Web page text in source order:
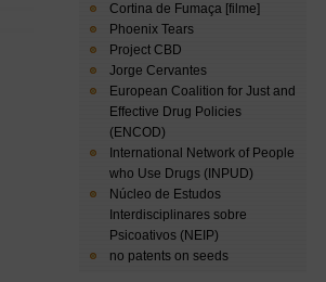
Cortina de Fumaça [filme]
Phoenix Tears
Project CBD
Jorge Cervantes
European Coalition for Just and
Effective Drug Policies
(ENCOD)
International Network of People
who Use Drugs (INPUD)
Núcleo de Estudos
Interdisciplinares sobre
Psicoativos (NEIP)
no patents on seeds